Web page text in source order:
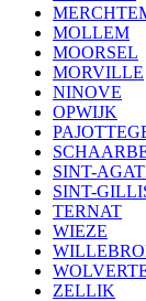
MOLLEM
MOORSEL
MORVILLE
NINOVE
OPWIJK
SINT-
SINT-
TERNAT
WIEZE
ZELLIK